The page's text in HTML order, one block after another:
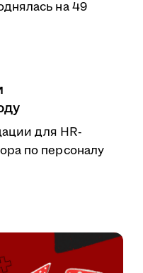
на 49
для HR-
по персоналу